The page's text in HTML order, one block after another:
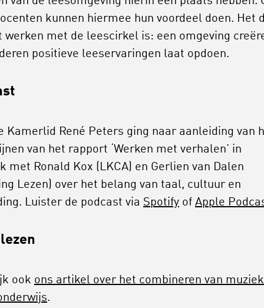
kunnen hiermee hun voordeel doen. Het
werken met de leescirkel is: een omgeving
positieve leeservaringen laat opdoen.
Kamerlid René Peters ging naar aanleiding van
van het rapport ‘Werken met verhalen’ in
met Ronald Kox (LKCA) en Gerlien van Dalen
Lezen) over het belang van taal, cultuur en
Luister de podcast via Spotify of Apple
ook ons artikel over het combineren van
.